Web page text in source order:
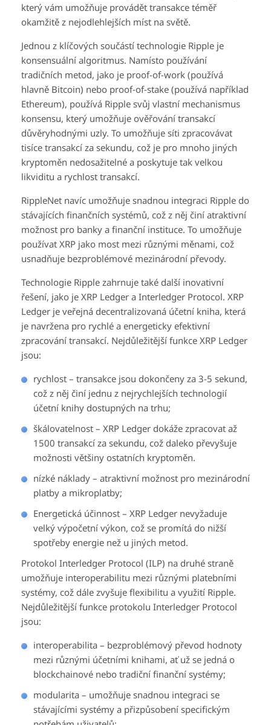
který vám umožňuje provádět transakce téměř
okamžitě z nejodlehlejších míst na světě.
Jednou z klíčových součástí technologie Ripple je
konsensuální algoritmus. Namísto používání
tradičních metod, jako je proof-of-work (používá
hlavně Bitcoin) nebo proof-of-stake (používá například
Ethereum), používá Ripple svůj vlastní mechanismus
konsensu, který umožňuje ověřování transakcí
důvěryhodnými uzly. To umožňuje síti zpracovávat
tisíce transakcí za sekundu, což je pro mnoho jiných
kryptoměn nedosažitelné a poskytuje tak velkou
likviditu a rychlost transakcí.
RippleNet navíc umožňuje snadnou integraci Ripple do
stávajících finančních systémů, což z něj činí atraktivní
možnost pro banky a finanční instituce. To umožňuje
používat XRP jako most mezi různými měnami, což
usnadňuje bezproblémové mezinárodní převody.
Technologie Ripple zahrnuje také další inovativní
řešení, jako je XRP Ledger a Interledger Protocol. XRP
Ledger je veřejná decentralizovaná účetní kniha, která
je navržena pro rychlé a energeticky efektivní
zpracování transakcí. Nejdůležitější funkce XRP Ledger
jsou:
rychlost – transakce jsou dokončeny za 3-5 sekund,
což z něj činí jednu z nejrychlejších technologií
účetní knihy dostupných na trhu;
škálovatelnost – XRP Ledger dokáže zpracovat až
1500 transakcí za sekundu, což daleko převyšuje
možnosti většiny ostatních kryptoměn.
nízké náklady – atraktivní možnost pro mezinárodní
platby a mikroplatby;
Energetická účinnost – XRP Ledger nevyžaduje
velký výpočetní výkon, což se promítá do nižší
spotřeby energie než u jiných metod.
Protokol Interledger Protocol (ILP) na druhé straně
umožňuje interoperabilitu mezi různými platebními
systémy, což dále zvyšuje flexibilitu a využití Ripple.
Nejdůležitější funkce protokolu Interledger Protocol
jsou:
interoperabilita – bezproblémový převod hodnoty
mezi různými účetními knihami, ať už se jedná o
blockchainové nebo tradiční finanční systémy;
modularita – umožňuje snadnou integraci se
stávajícími systémy a přizpůsobení specifickým